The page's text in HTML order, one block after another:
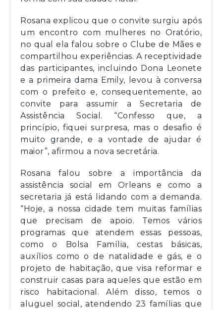
Rosana explicou que o convite surgiu após
um encontro com mulheres no Oratório,
no qual ela falou sobre o Clube de Mães e
compartilhou experiências. A receptividade
das participantes, incluindo Dona Leonete
e a primeira dama Emily, levou à conversa
com o prefeito e, consequentemente, ao
convite para assumir a Secretaria de
Assistência Social. “Confesso que, a
princípio, fiquei surpresa, mas o desafio é
muito grande, e a vontade de ajudar é
maior”, afirmou a nova secretária.
Rosana falou sobre a importância da
assistência social em Orleans e como a
secretaria já está lidando com a demanda.
“Hoje, a nossa cidade tem muitas famílias
que precisam de apoio. Temos vários
programas que atendem essas pessoas,
como o Bolsa Família, cestas básicas,
auxílios como o de natalidade e gás, e o
projeto de habitação, que visa reformar e
construir casas para aqueles que estão em
risco habitacional. Além disso, temos o
aluguel social, atendendo 23 famílias que